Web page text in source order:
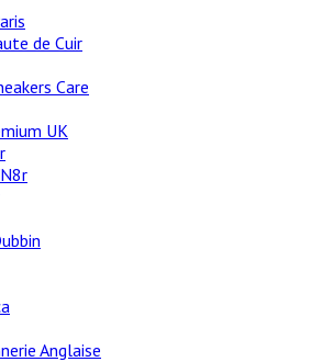
de Cuir
Care
UK
Anglaise